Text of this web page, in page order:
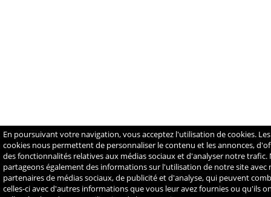
En poursuivant votre navigation, vous acceptez l'utilisation de cookies. Les
cookies nous permettent de personnaliser le contenu et les annonces,
des fonctionnalités relatives aux médias sociaux et d'analyser notre trafic.
partageons également des informations sur l'utilisation de notre site avec
partenaires de médias sociaux, de publicité et d'analyse, qui peuvent
celles-ci avec d'autres informations que vous leur avez fournies ou qu'ils